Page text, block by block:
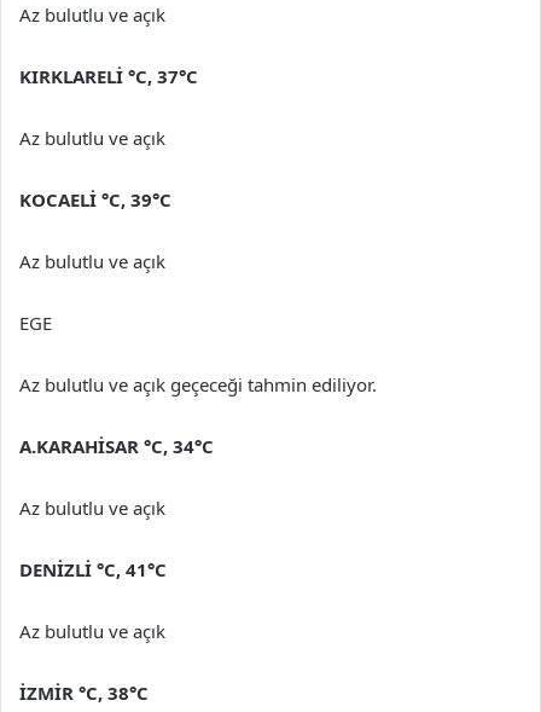
Az bulutlu ve açık
KIRKLARELİ °C, 37°C
Az bulutlu ve açık
KOCAELİ °C, 39°C
Az bulutlu ve açık
EGE
Az bulutlu ve açık geçeceği tahmin ediliyor.
A.KARAHİSAR °C, 34°C
Az bulutlu ve açık
DENİZLİ °C, 41°C
Az bulutlu ve açık
İZMİR °C, 38°C